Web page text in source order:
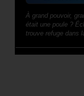
À grand pouvoir,
était une poule ?
trouve refuge dans